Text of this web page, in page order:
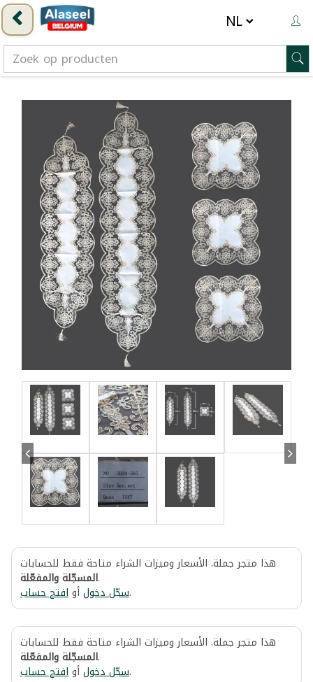
هذا متجر جملة. الأسعار وميزات الشراء متاحة فقط للحسابات
المسجّلة والمفعّلة.
سجّل دخولأوافتح حساب .
هذا متجر جملة. الأسعار وميزات الشراء متاحة فقط للحسابات
المسجّلة والمفعّلة.
سجّل دخولأوافتح حساب .